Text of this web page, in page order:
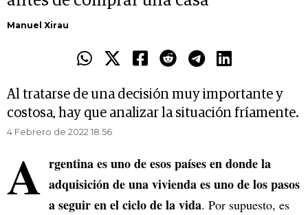
Manuel Xirau
Al tratarse de una decisión muy importante y
costosa, hay que analizar la situación fríamente.
4 Febrero de 2022 18.56
A rgentina es uno de esos países en donde la
adquisición de una vivienda es uno de los pasos
a seguir en el ciclo de la vida. Por supuesto, es